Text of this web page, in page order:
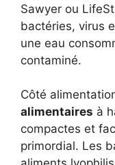
Sawyer ou
bactéries, virus
une eau
contaminé.
Côté
alimentaires à
compactes et
primordial. Les